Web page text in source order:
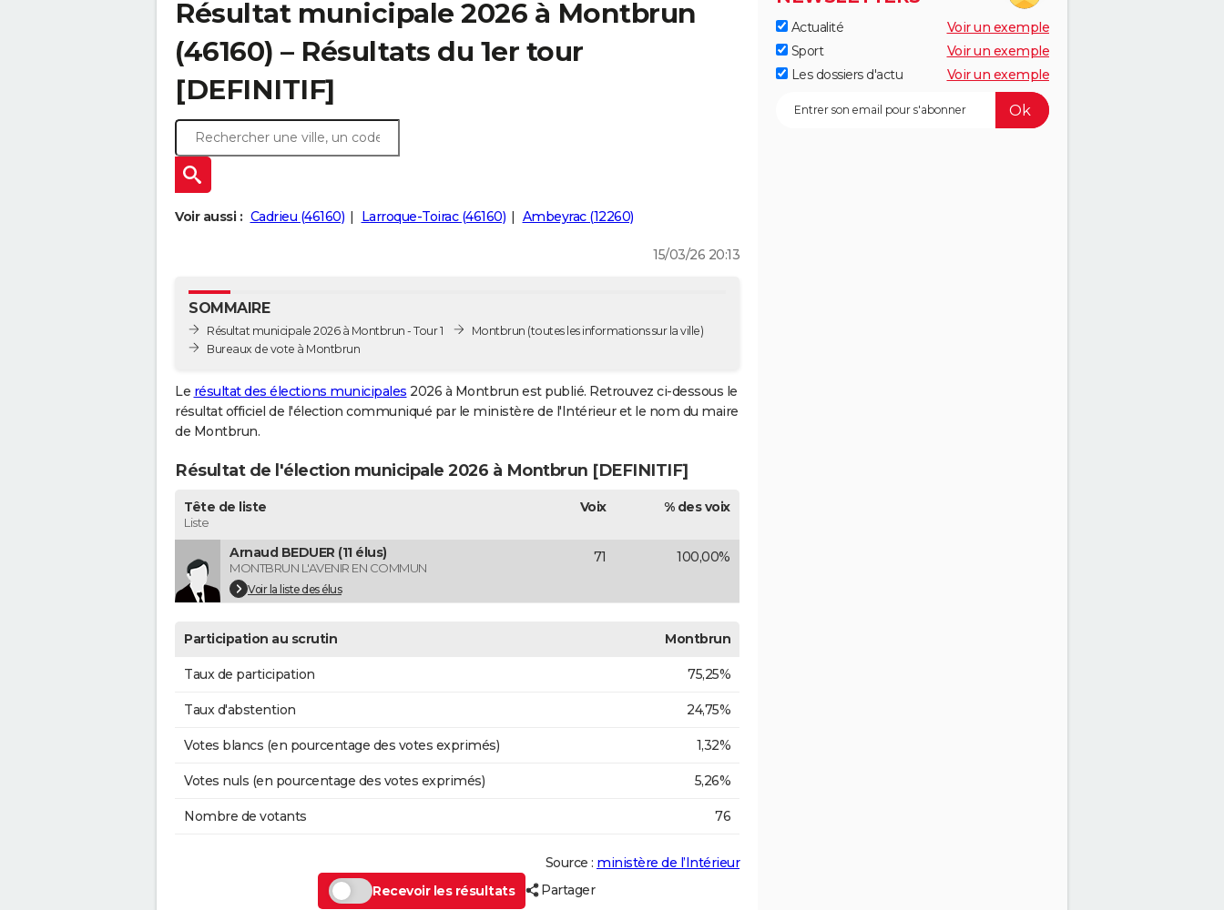
Résultat municipale 2026 à Montbrun
(46160) – Résultats du 1er tour
[DEFINITIF]
Voir aussi : Cadrieu (46160) Larroque-Toirac (46160) Ambeyrac (12260)
15/03/26 20:13
SOMMAIRE
Résultat municipale 2026 à Montbrun - Tour 1
Bureaux de vote à Montbrun
Montbrun (toutes les informations sur la ville)
Le résultat des élections municipales 2026 à Montbrun est publié. Retrouvez ci-dessous le
résultat officiel de l'élection communiqué par le ministère de l'Intérieur et le nom du maire
de Montbrun.
Résultat de l'élection municipale 2026 à Montbrun [DEFINITIF]
Tête de liste
Liste
Voix % des voix
Arnaud BEDUER (11 élus)
MONTBRUN L'AVENIR EN COMMUN
Voir la liste des élus
71 100,00%
Participation au scrutin Montbrun
Taux de participation 75,25%
Taux d'abstention 24,75%
Votes blancs (en pourcentage des votes exprimés) 1,32%
Votes nuls (en pourcentage des votes exprimés) 5,26%
Nombre de votants 76
Source : ministère de l’Intérieur
Recevoir les résultats
Partager
Actualité
Voir un exemple
Sport
Voir un exemple
Les dossiers d'actu
Voir un exemple